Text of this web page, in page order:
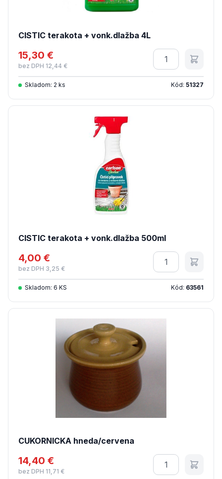
CISTIC terakota + vonk.dlažba 4L
15,30 €
bez DPH 12,44 €
Množstvo
Skladom: 2 ks Kód: 51327
CISTIC terakota + vonk.dlažba 500ml
4,00 €
bez DPH 3,25 €
Množstvo
Skladom: 6 KS Kód: 63561
CUKORNICKA hneda/cervena
14,40 €
bez DPH 11,71 €
Množstvo